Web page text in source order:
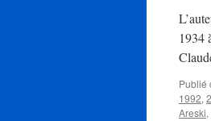
1934
Publié
1992,
Areski,